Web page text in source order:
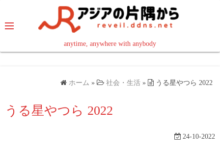
テ
anytime, anywhere with anybody
read in your language
ホーム » 社会・生活 » うる星やつら 2022
うる星やつら 2022
24-10-2022